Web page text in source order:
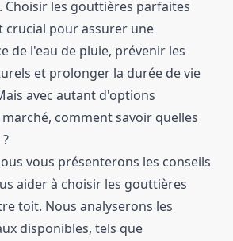
les gouttières parfaites
pour assurer une
de l'eau de pluie, prévenir les
et prolonger la durée de vie
avec autant d'options
comment savoir quelles
vous présenterons les conseils
aider à choisir les gouttières
toit. Nous analyserons les
disponibles, tels que